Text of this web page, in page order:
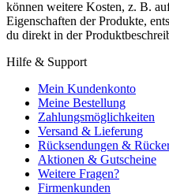
können weitere Kosten, z. B.
Eigenschaften der Produkte,
du direkt in der
Hilfe & Support
Mein Kundenkonto
Meine Bestellung
Zahlungsmöglichkeiten
Versand & Lieferung
Rücksendungen &
Aktionen & Gutscheine
Weitere Fragen?
Firmenkunden